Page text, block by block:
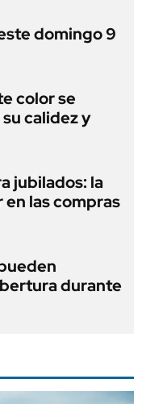
domingo 9
color se
calidez y
jubilados: la
las compras
durante